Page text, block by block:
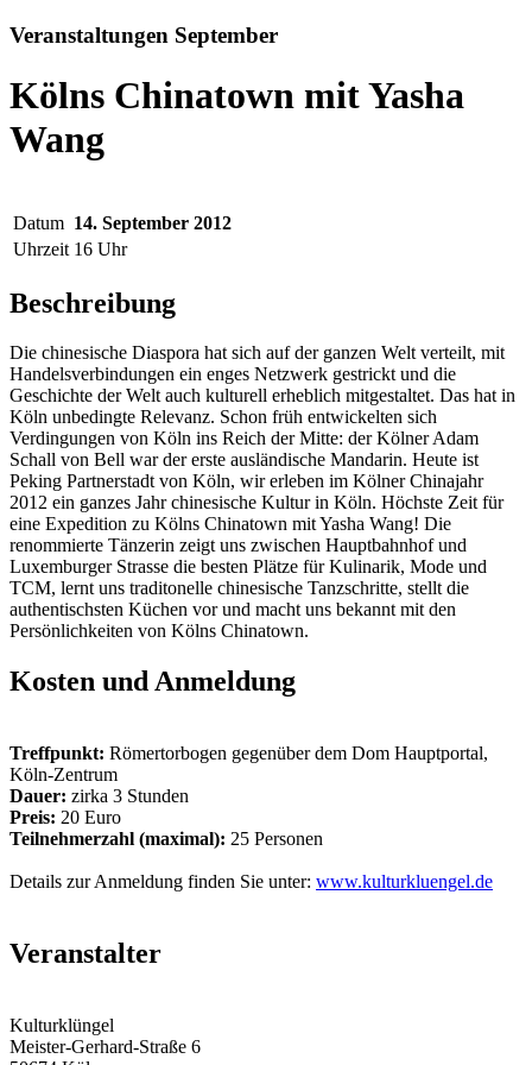
Veranstaltungen September
Kölns Chinatown mit Yasha
Wang
Datum 14. September 2012
Uhrzeit 16 Uhr
Beschreibung
Die chinesische Diaspora hat sich auf der ganzen Welt verteilt, mit
Handelsverbindungen ein enges Netzwerk gestrickt und die
Geschichte der Welt auch kulturell erheblich mitgestaltet. Das hat in
Köln unbedingte Relevanz. Schon früh entwickelten sich
Verdingungen von Köln ins Reich der Mitte: der Kölner Adam
Schall von Bell war der erste ausländische Mandarin. Heute ist
Peking Partnerstadt von Köln, wir erleben im Kölner Chinajahr
2012 ein ganzes Jahr chinesische Kultur in Köln. Höchste Zeit für
eine Expedition zu Kölns Chinatown mit Yasha Wang! Die
renommierte Tänzerin zeigt uns zwischen Hauptbahnhof und
Luxemburger Strasse die besten Plätze für Kulinarik, Mode und
TCM, lernt uns traditonelle chinesische Tanzschritte, stellt die
authentischsten Küchen vor und macht uns bekannt mit den
Persönlichkeiten von Kölns Chinatown.
Kosten und Anmeldung
Treffpunkt: Römertorbogen gegenüber dem Dom Hauptportal,
Köln-Zentrum
Dauer: zirka 3 Stunden
Preis: 20 Euro
Teilnehmerzahl (maximal): 25 Personen
Details zur Anmeldung finden Sie unter: www.kulturkluengel.de
Veranstalter
Kulturklüngel
Meister-Gerhard-Straße 6